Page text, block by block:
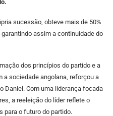
sucessão, obteve mais de 50%
assim a continuidade do
dos princípios do partido e a
a sociedade angolana, reforçou a
Daniel. Com uma liderança focada
a reeleição do líder reflete o
para o futuro do partido.